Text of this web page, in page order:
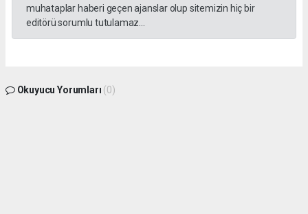
muhataplar haberi geçen ajanslar olup sitemizin hiç bir
editörü sorumlu tutulamaz...
Okuyucu Yorumları (0)